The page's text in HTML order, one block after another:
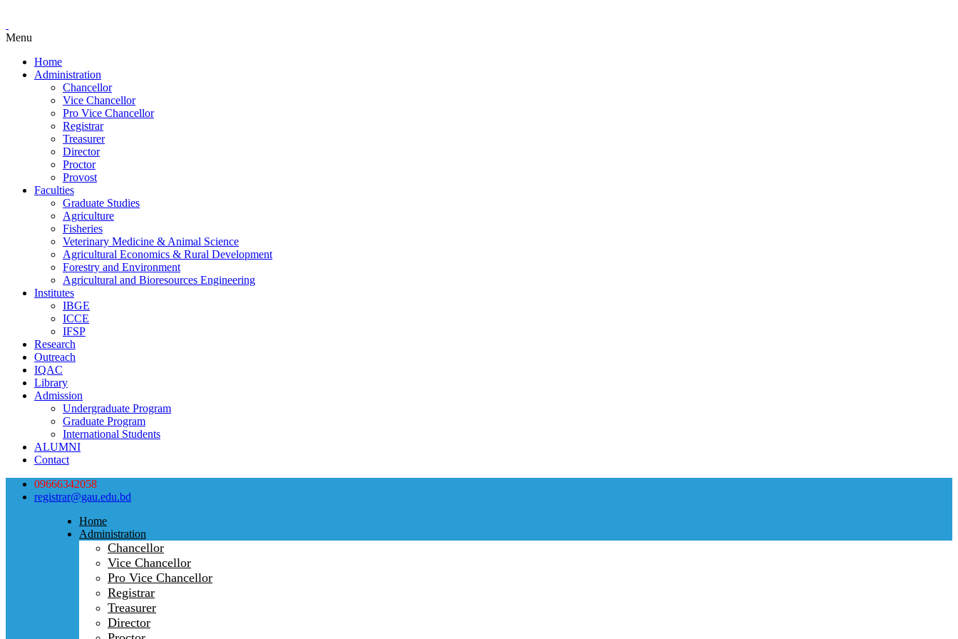
Menu
Home
Administration
Chancellor
Vice Chancellor
Pro Vice Chancellor
Registrar
Treasurer
Director
Proctor
Provost
Faculties
Graduate Studies
Agriculture
Fisheries
Veterinary Medicine & Animal Science
Agricultural Economics & Rural Development
Forestry and Environment
Agricultural and Bioresources Engineering
Institutes
IBGE
ICCE
IFSP
Research
Outreach
IQAC
Library
Admission
Undergraduate Program
Graduate Program
International Students
ALUMNI
Contact
09666342058
registrar@gau.edu.bd
Home
Administration
Chancellor
Vice Chancellor
Pro Vice Chancellor
Registrar
Treasurer
Director